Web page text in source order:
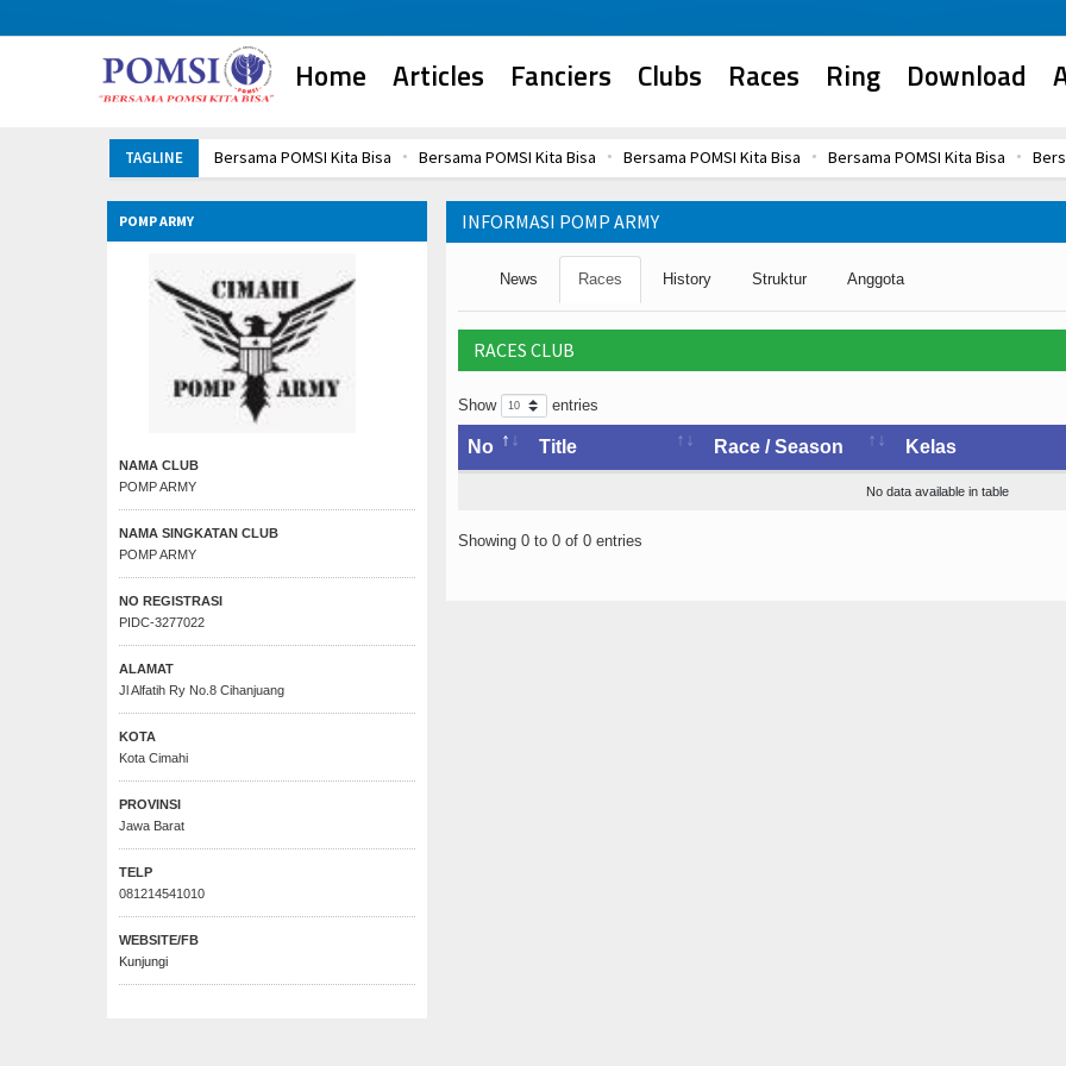
Home Articles Fanciers Clubs Races Ring Download
TAGLINE Bersama POMSI Kita Bisa Bersama POMSI Kita Bisa Bersama POMSI Kita Bisa Bersama POMSI Kita Bisa
POMP ARMY
NAMA CLUB
POMP ARMY
NAMA SINGKATAN CLUB
POMP ARMY
NO REGISTRASI
PIDC-3277022
ALAMAT
Jl Alfatih Ry No.8 Cihanjuang
KOTA
Kota Cimahi
PROVINSI
Jawa Barat
TELP
081214541010
WEBSITE/FB
Kunjungi
INFORMASI POMP ARMY
News Races History Struktur Anggota
RACES CLUB
Show entries
No Title Race / Season Kelas
No data available in table
Showing 0 to 0 of 0 entries